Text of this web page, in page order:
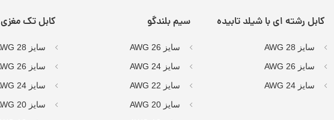
کابل رشته ای با شیلد تابیده
سایز AWG 28
سایز AWG 26
سایز AWG 24
سیم بلندگو
سایز AWG 26
سایز AWG 24
سایز AWG 22
سایز AWG 20
کابل تک مغزی
سایز AWG 28
سایز AWG 26
سایز AWG 24
سایز AWG 20